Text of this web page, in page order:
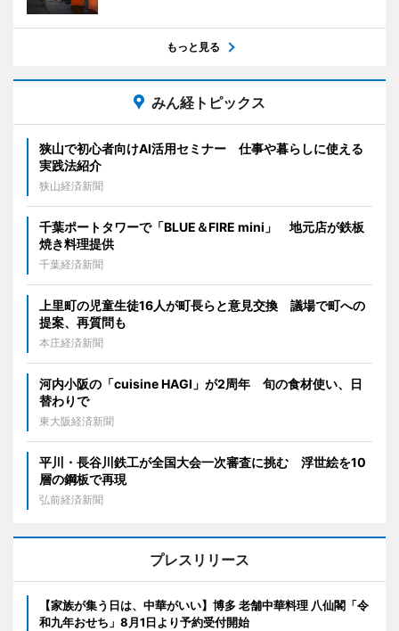
もっと見る
みん経トピックス
狭山で初心者向けAI活用セミナー 仕事や暮らしに使える
実践法紹介
狭山経済新聞
千葉ポートタワーで「BLUE＆FIRE mini」 地元店が鉄板
焼き料理提供
千葉経済新聞
上里町の児童生徒16人が町長らと意見交換 議場で町への
提案、再質問も
本庄経済新聞
河内小阪の「cuisine HAGI」が2周年 旬の食材使い、日
替わりで
東大阪経済新聞
平川・長谷川鉄工が全国大会一次審査に挑む 浮世絵を10
層の鋼板で再現
弘前経済新聞
プレスリリース
【家族が集う日は、中華がいい】博多 老舗中華料理 八仙閣「令
和九年おせち」8月1日より予約受付開始